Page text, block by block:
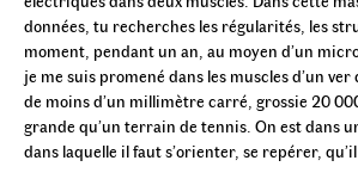
données, tu recherches les régularités, les
moment, pendant un an, au moyen d’un
je me suis promené dans les muscles d’un
de moins d’un millimètre carré, grossie 20
grande qu’un terrain de tennis. On est dans
dans laquelle il faut s’orienter, se repérer,